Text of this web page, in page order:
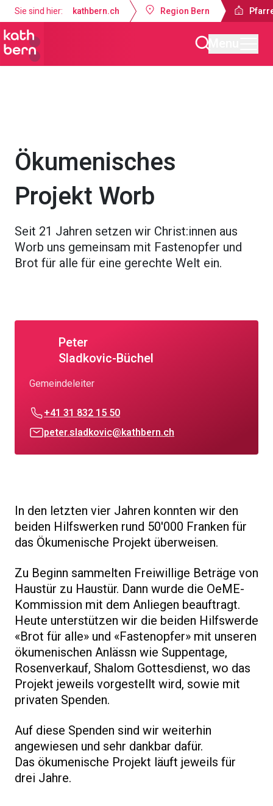
Sie sind hier: kathbern.ch Region Bern
Ökumenisches
Projekt Worb
Seit 21 Jahren setzen wir Christ:innen aus
Worb uns gemeinsam mit Fastenopfer und
Brot für alle für eine gerechte Welt ein.
Peter
Sladkovic-Büchel
Gemeindeleiter
+41 31 832 15 50
peter.sladkovic@kathbern.ch
In den letzten vier Jahren konnten wir den
beiden Hilfswerken rund 50'000 Franken für
das Ökumenische Projekt überweisen.
Zu Beginn sammelten Freiwillige Beträge von
Haustür zu Haustür. Dann wurde die OeME-
Kommission mit dem Anliegen beauftragt.
Heute unterstützen wir die beiden Hilfswerde
«Brot für alle» und «Fastenopfer» mit unseren
ökumenischen Anlässn wie Suppentage,
Rosenverkauf, Shalom Gottesdienst, wo das
Projekt jeweils vorgestellt wird, sowie mit
privaten Spenden.
Auf diese Spenden sind wir weiterhin
angewiesen und sehr dankbar dafür.
Das ökumenische Projekt läuft jeweils für
drei Jahre.